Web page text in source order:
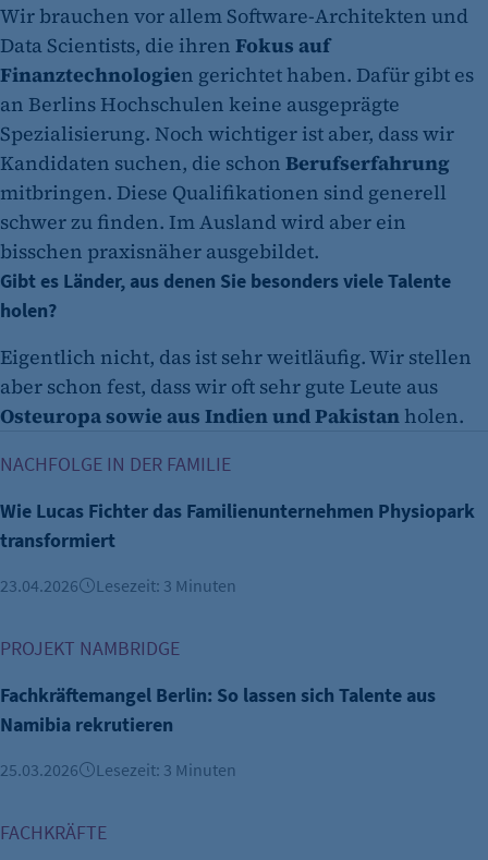
Wir brauchen vor allem Software-Architekten und
Data Scientists, die ihren Fokus auf
Finanztechnologien gerichtet haben. Dafür gibt es
an Berlins Hochschulen keine ausgeprägte
Spezialisierung. Noch wichtiger ist aber, dass wir
Kandidaten suchen, die schon Berufserfahrung
mitbringen. Diese Qualifikationen sind generell
schwer zu finden. Im Ausland wird aber ein
bisschen praxisnäher ausgebildet.
Gibt es Länder, aus denen Sie besonders viele Talente
holen?
Eigentlich nicht, das ist sehr weitläufig. Wir stellen
aber schon fest, dass wir oft sehr gute Leute aus
Osteuropa sowie aus Indien und Pakistan holen.
NACHFOLGE IN DER FAMILIE
Wie Lucas Fichter das Familienunternehmen Physiopark
transformiert
23.04.2026 Lesezeit: 3 Minuten
PROJEKT NAMBRIDGE
Fachkräftemangel Berlin: So lassen sich Talente aus
Namibia rekrutieren
25.03.2026 Lesezeit: 3 Minuten
FACHKRÄFTE